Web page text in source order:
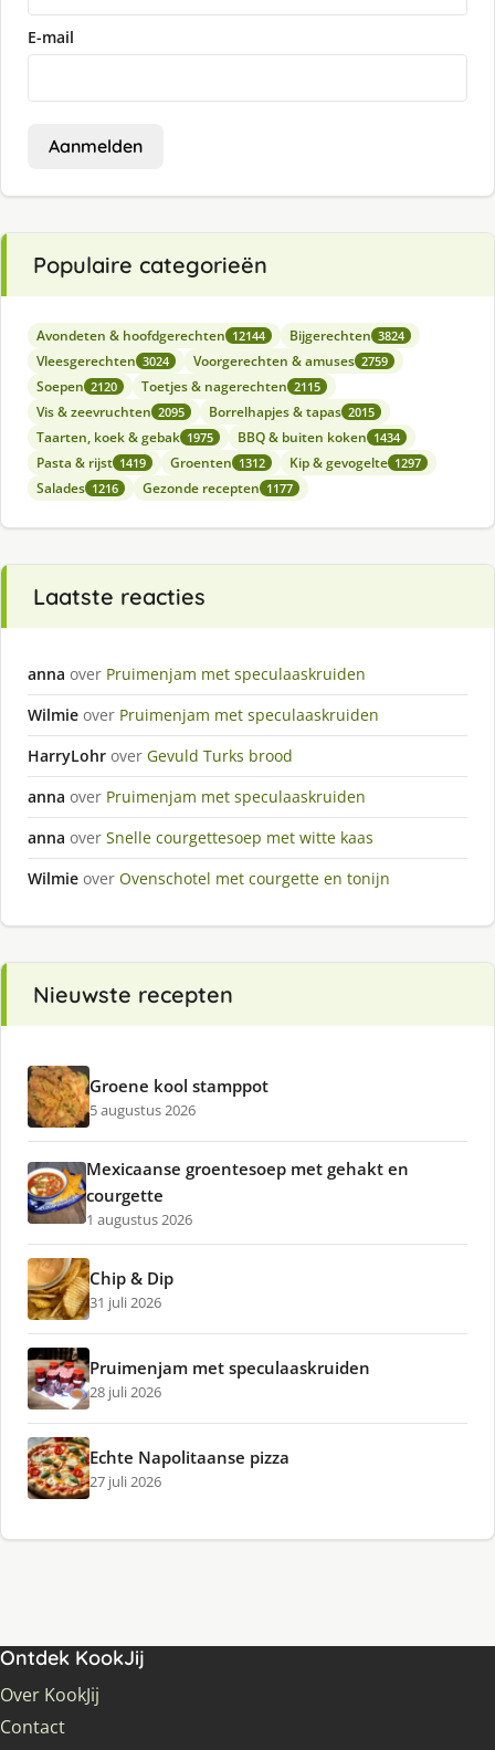
E-mail
Aanmelden
Populaire categorieën
Avondeten & hoofdgerechten 12144 Bijgerechten 3824
Vleesgerechten 3024 Voorgerechten & amuses 2759
Soepen 2120 Toetjes & nagerechten 2115
Vis & zeevruchten 2095 Borrelhapjes & tapas 2015
Taarten, koek & gebak 1975 BBQ & buiten koken 1434
Pasta & rijst 1419 Groenten 1312 Kip & gevogelte 1297
Salades 1216 Gezonde recepten 1177
Laatste reacties
anna over Pruimenjam met speculaaskruiden
Wilmie over Pruimenjam met speculaaskruiden
HarryLohr over Gevuld Turks brood
anna over Pruimenjam met speculaaskruiden
anna over Snelle courgettesoep met witte kaas
Wilmie over Ovenschotel met courgette en tonijn
Nieuwste recepten
Groene kool stamppot
5 augustus 2026
Mexicaanse groentesoep met gehakt en
courgette
1 augustus 2026
Chip & Dip
31 juli 2026
Pruimenjam met speculaaskruiden
28 juli 2026
Echte Napolitaanse pizza
27 juli 2026
Ontdek KookJij
Over KookJij
Contact